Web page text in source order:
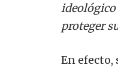
ideológico
proteger
En